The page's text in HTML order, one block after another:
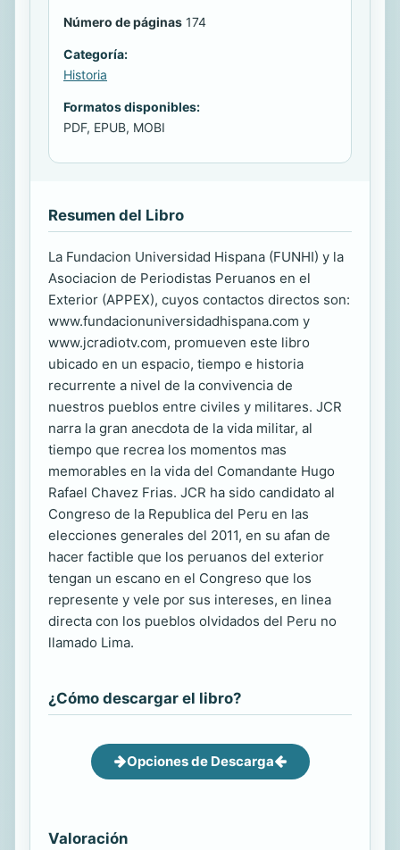
Número de páginas 174
Categoría:
Historia
Formatos disponibles:
PDF, EPUB, MOBI
Resumen del Libro
La Fundacion Universidad Hispana (FUNHI) y la
Asociacion de Periodistas Peruanos en el
Exterior (APPEX), cuyos contactos directos son:
www.fundacionuniversidadhispana.com y
www.jcradiotv.com, promueven este libro
ubicado en un espacio, tiempo e historia
recurrente a nivel de la convivencia de
nuestros pueblos entre civiles y militares. JCR
narra la gran anecdota de la vida militar, al
tiempo que recrea los momentos mas
memorables en la vida del Comandante Hugo
Rafael Chavez Frias. JCR ha sido candidato al
Congreso de la Republica del Peru en las
elecciones generales del 2011, en su afan de
hacer factible que los peruanos del exterior
tengan un escano en el Congreso que los
represente y vele por sus intereses, en linea
directa con los pueblos olvidados del Peru no
llamado Lima.
¿Cómo descargar el libro?
Opciones de Descarga
Valoración